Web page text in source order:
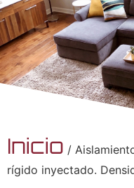
Inicio /
rígido inyectado.